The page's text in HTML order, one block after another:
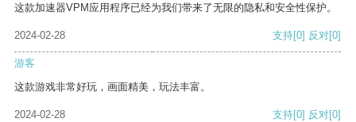
这款加速器VPM应用程序已经为我们带来了无限的隐私和安全性保护。
2024-02-28 支持[0] 反对[0]
游客
这款游戏非常好玩，画面精美，玩法丰富。
2024-02-28 支持[0] 反对[0]